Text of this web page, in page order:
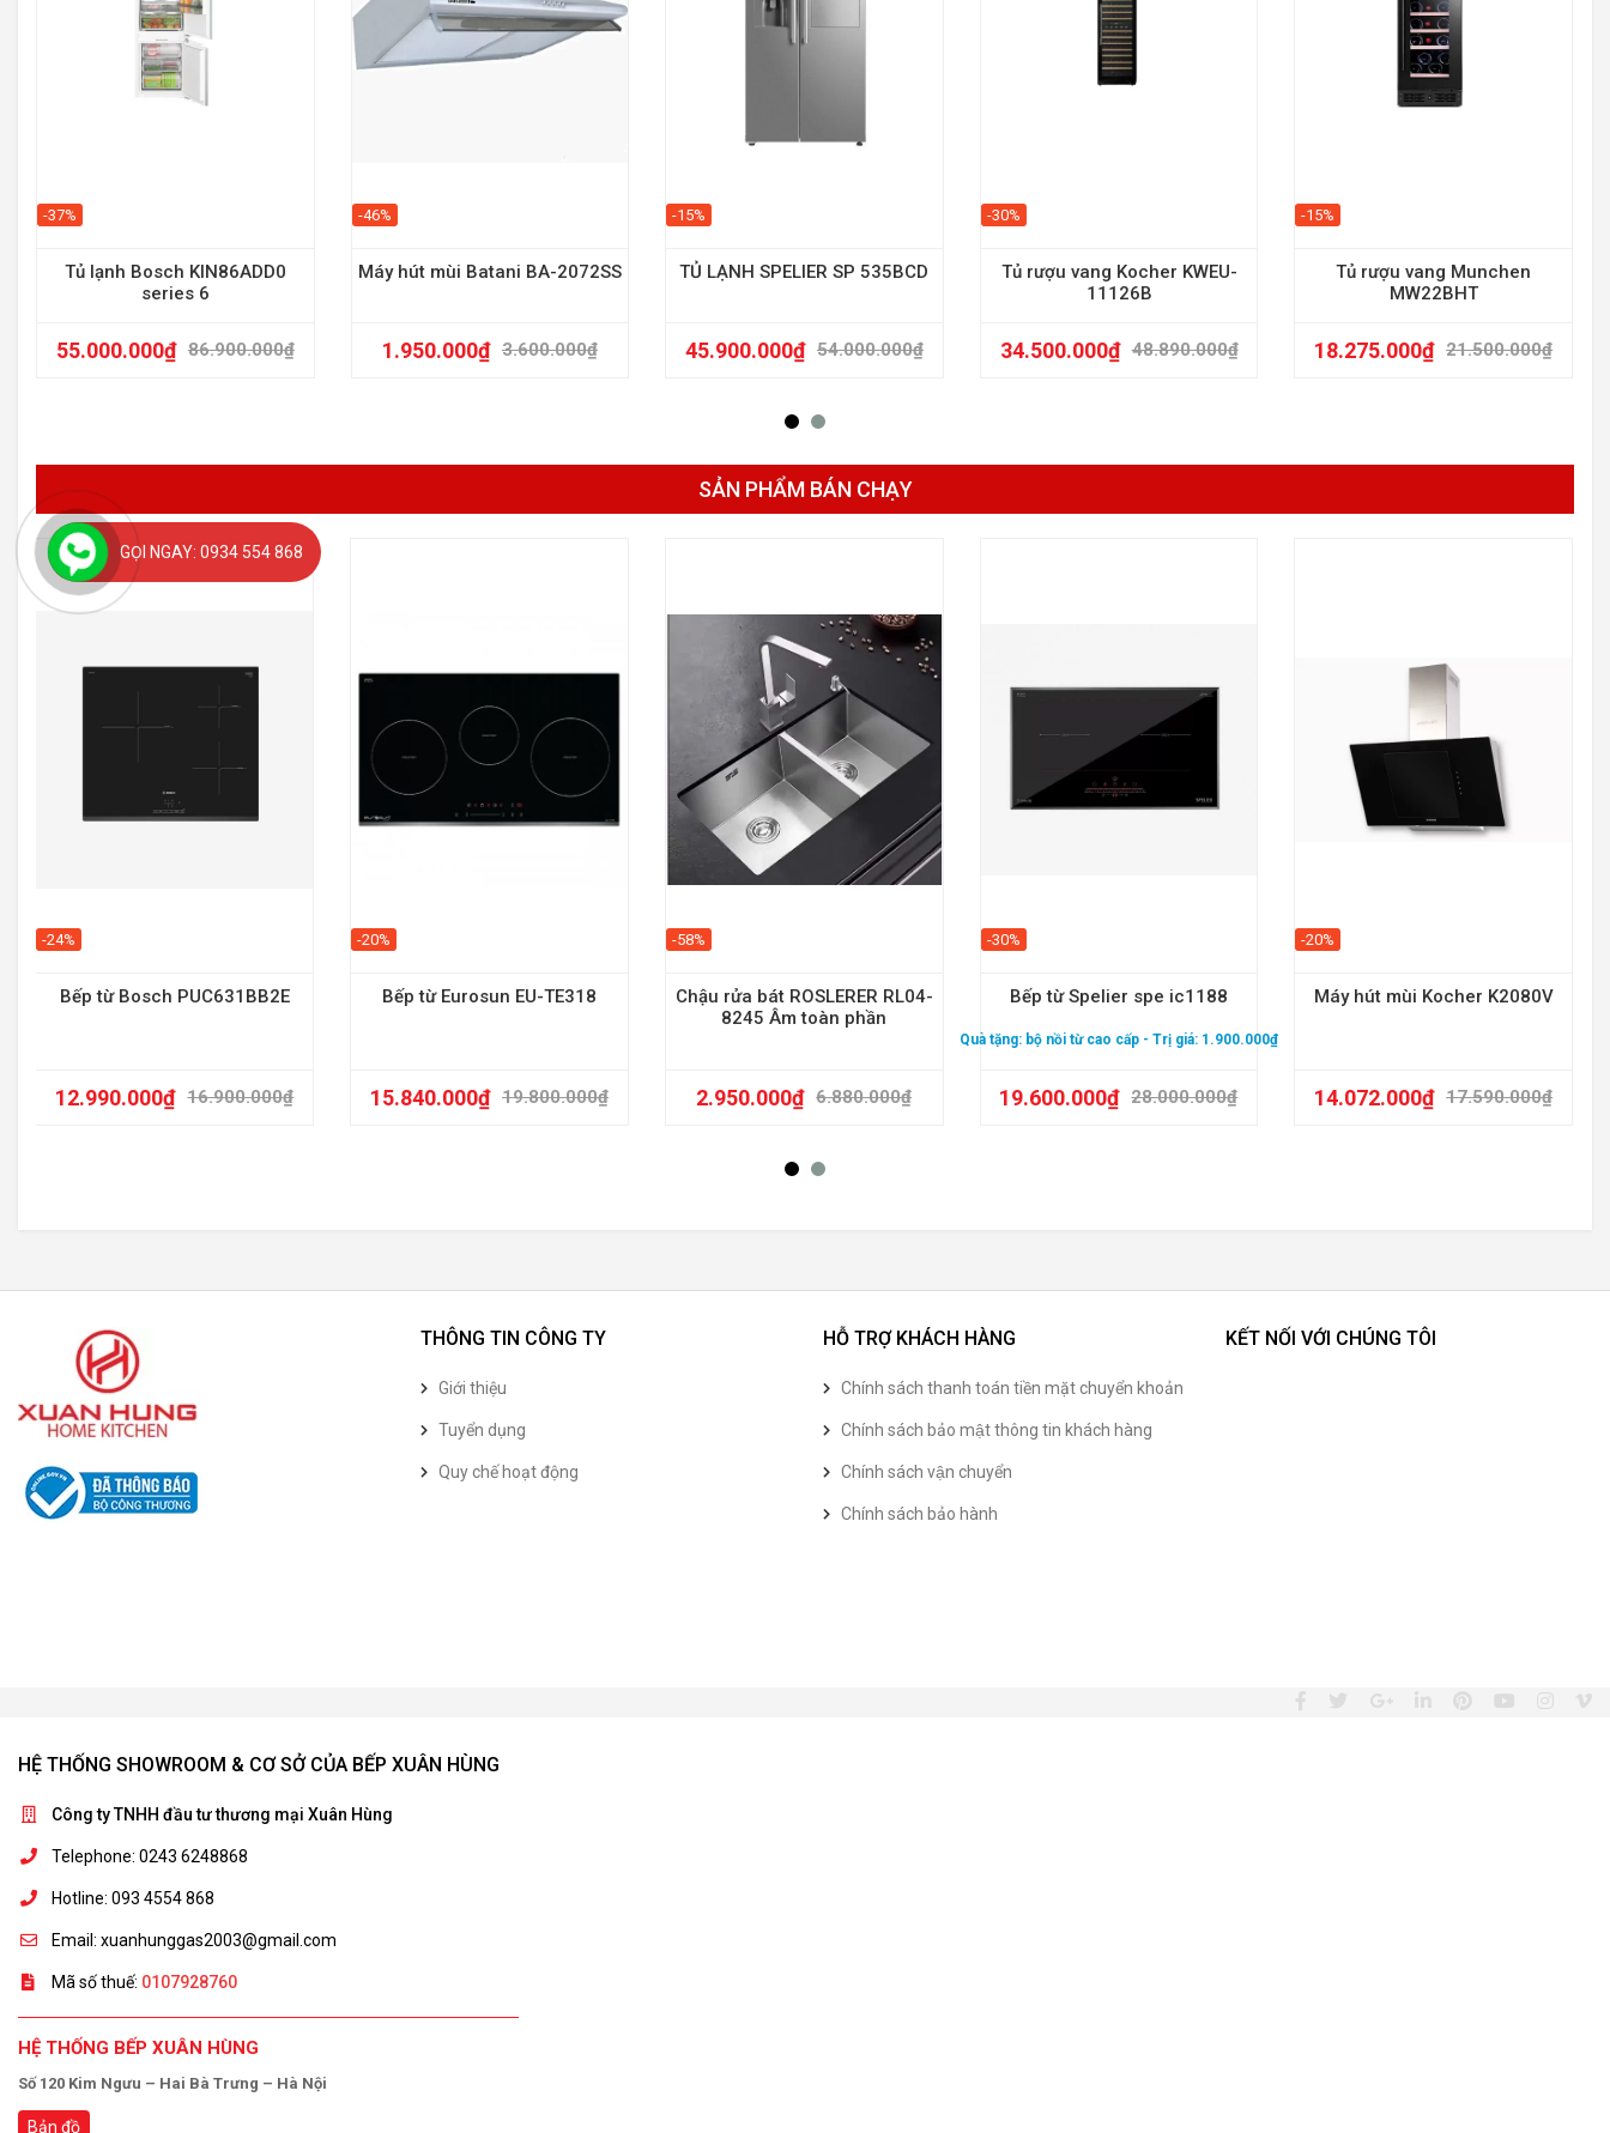
-37%
Tủ lạnh Bosch KIN86ADD0
series 6
86.900.000₫
55.000.000₫
-46%
Máy hút mùi Batani BA-2072SS
3.600.000₫
1.950.000₫
-15%
TỦ LẠNH SPELIER SP 535BCD
54.000.000₫
45.900.000₫
-30%
Tủ rượu vang Kocher KWEU-
11126B
48.890.000₫
34.500.000₫
-15%
Tủ rượu vang Munchen
MW22BHT
21.500.000₫
18.275.000₫
SẢN PHẨM BÁN CHẠY
-24%
Bếp từ Bosch PUC631BB2E
16.900.000₫
12.990.000₫
-20%
Bếp từ Eurosun EU-TE318
19.800.000₫
15.840.000₫
-58%
Chậu rửa bát ROSLERER RL04-
8245 Âm toàn phần
6.880.000₫
2.950.000₫
-30%
Bếp từ Spelier spe ic1188
Quà tặng: bộ nồi từ cao cấp - Trị giá: 1.900.000₫
28.000.000₫
19.600.000₫
-20%
Máy hút mùi Kocher K2080V
17.590.000₫
14.072.000₫
THÔNG TIN CÔNG TY
Giới thiệu
Tuyển dụng
Quy chế hoạt động
HỖ TRỢ KHÁCH HÀNG
Chính sách thanh toán tiền mặt chuyển khoản
Chính sách bảo mật thông tin khách hàng
Chính sách vận chuyển
Chính sách bảo hành
KẾT NỐI VỚI CHÚNG TÔI
HỆ THỐNG SHOWROOM & CƠ SỞ CỦA BẾP XUÂN HÙNG
Công ty TNHH đầu tư thương mại Xuân Hùng
Telephone: 0243 6248868
Hotline: 093 4554 868
Email: xuanhunggas2003@gmail.com
Mã số thuế: 0107928760
HỆ THỐNG BẾP XUÂN HÙNG
Số 120 Kim Ngưu – Hai Bà Trưng – Hà Nội
Bản đồ
GỌI NGAY: 0934 554 868